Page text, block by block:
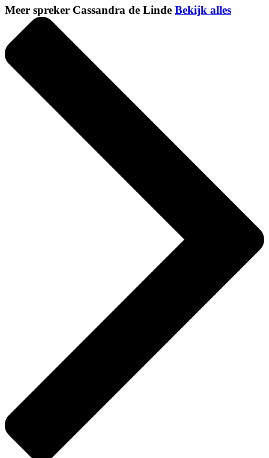
Meer spreker Cassandra de Linde Bekijk alles